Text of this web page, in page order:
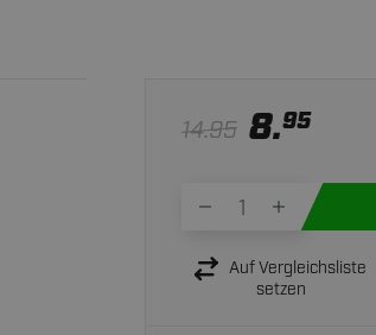
14.95 8.95
Auf Vergleichsliste
setzen